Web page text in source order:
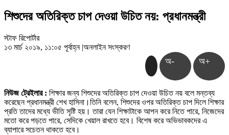
শিশুদের অতিরিক্ত চাপ দেওয়া উচিত নয়: প্রধানমন্ত্রী
স্টাফ রিপোর্টার
১৩ মার্চ ২০১৯, ১১:০৫ পূর্বাহ্ন |অনলাইন সংস্করণ
অ- অ+
নিউজ ট্রেইলার : শিক্ষার জন্য শিশুদের অতিরিক্ত চাপ দেওয়া উচিত নয় বলে মন্তব্য
করেছেন প্রধানমন্ত্রী শেখ হাসিনা।তিনি বলেন, শিশুদের ওপর অতিরিক্ত চাপ দিলে শিক্ষার
প্রতি তাদের মধ্যে ভীতি সৃষ্টি হয়। তারা যেন শিক্ষাটাকে আপন করে নিতে পারে, নিজেদের
মতো করে পড়তে পারে, সেদিকে খেয়াল রাখতে হবে। বিশেষ করে অভিভাবকদের এ
ব্যাপারে সচেতন থাকতে হবে।